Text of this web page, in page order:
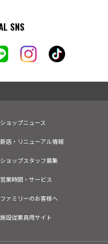
SNS
ショップニュース
新店・リニューアル情報
ショップスタッフ募集
営業時間・サービス
ファミリーのお客様へ
施設従業員用サイト